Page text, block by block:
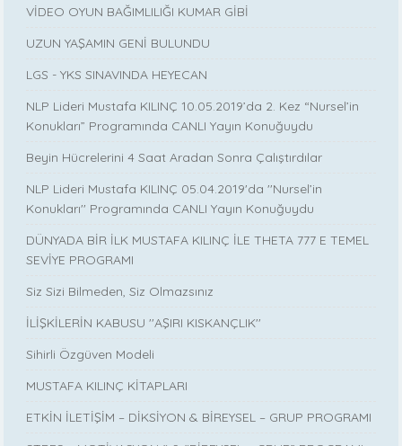
VİDEO OYUN BAĞIMLILIĞI KUMAR GİBİ
UZUN YAŞAMIN GENİ BULUNDU
LGS - YKS SINAVINDA HEYECAN
NLP Lideri Mustafa KILINÇ 10.05.2019’da 2. Kez “Nursel’in
Konukları” Programında CANLI Yayın Konuğuydu
Beyin Hücrelerini 4 Saat Aradan Sonra Çalıştırdılar
NLP Lideri Mustafa KILINÇ 05.04.2019'da ''Nursel’in
Konukları'' Programında CANLI Yayın Konuğuydu
DÜNYADA BİR İLK MUSTAFA KILINÇ İLE THETA 777 E TEMEL
SEVİYE PROGRAMI
Siz Sizi Bilmeden, Siz Olmazsınız
İLİŞKİLERİN KABUSU ''AŞIRI KISKANÇLIK''
Sihirli Özgüven Modeli
MUSTAFA KILINÇ KİTAPLARI
ETKİN İLETİŞİM – DİKSİYON & BİREYSEL – GRUP PROGRAMI